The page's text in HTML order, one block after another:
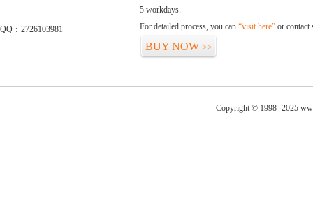
QQ：2726103981
5 workdays.
For detailed process, you can “visit here” or contact
BUY NOW >>
Copyright © 1998 -2025